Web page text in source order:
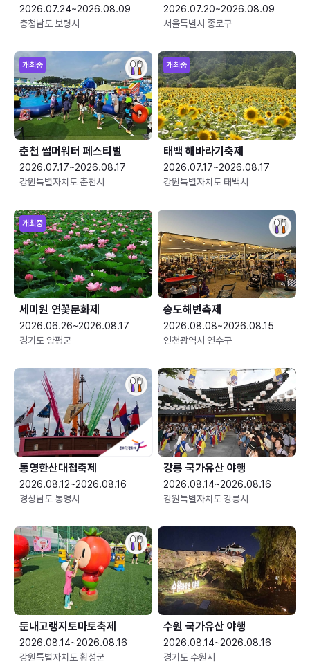
2026.07.24~2026.08.09
충청남도 보령시
2026.07.20~2026.08.09
서울특별시 종로구
개최중
춘천 썸머워터 페스티벌
2026.07.17~2026.08.17
강원특별자치도 춘천시
개최중
태백 해바라기축제
2026.07.17~2026.08.17
강원특별자치도 태백시
개최중
세미원 연꽃문화제
2026.06.26~2026.08.17
경기도 양평군
송도해변축제
2026.08.08~2026.08.15
인천광역시 연수구
통영한산대첩축제
2026.08.12~2026.08.16
경상남도 통영시
강릉 국가유산 야행
2026.08.14~2026.08.16
강원특별자치도 강릉시
둔내고랭지토마토축제
2026.08.14~2026.08.16
강원특별자치도 횡성군
수원 국가유산 야행
2026.08.14~2026.08.16
경기도 수원시